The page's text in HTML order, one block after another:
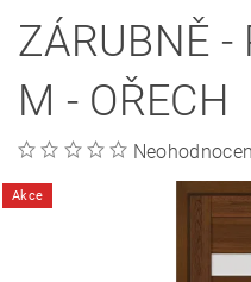
ZÁRUBNĚ -
M - OŘECH
Akce